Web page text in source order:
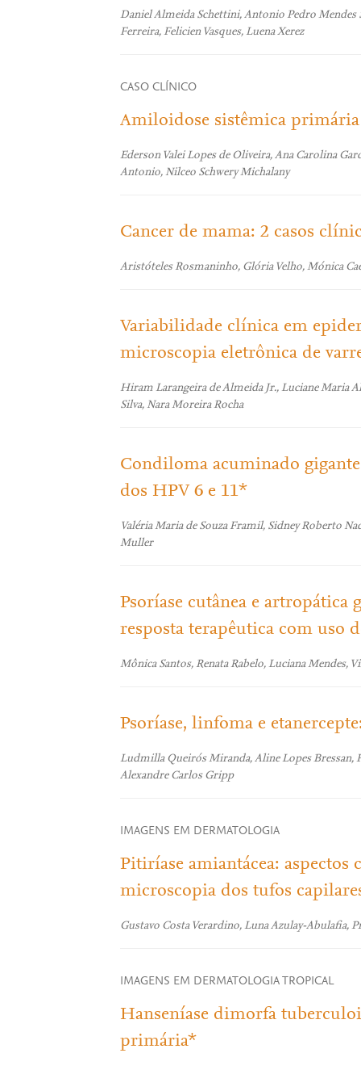
Daniel Almeida Schettini, Antonio Pedro Mendes
Ferreira, Felicien Vasques, Luena Xerez
CASO CLÍNICO
Amiloidose sistêmica
Ederson Valei Lopes de Oliveira, Ana Carolina
Antonio, Nilceo Schwery Michalany
Cancer de mama: 2 casos
Aristóteles Rosmaninho, Glória Velho, Mónica
Variabilidade clínica em
microscopia eletrônica de
Hiram Larangeira de Almeida Jr., Luciane Maria
Silva, Nara Moreira Rocha
Condiloma acuminado
dos HPV 6 e 11*
Valéria Maria de Souza Framil, Sidney Roberto
Muller
Psoríase cutânea e artropática
resposta terapêutica com uso
Mônica Santos, Renata Rabelo, Luciana Mendes,
Psoríase, linfoma e
Ludmilla Queirós Miranda, Aline Lopes Bressan,
Alexandre Carlos Gripp
IMAGENS EM DERMATOLOGIA
Pitiríase amiantácea:
microscopia dos tufos
Gustavo Costa Verardino, Luna Azulay-Abulafia,
IMAGENS EM DERMATOLOGIA TROPICAL
Hanseníase dimorfa
primária*